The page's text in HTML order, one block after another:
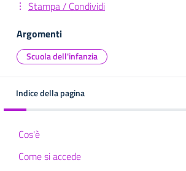
Stampa / Condividi
Argomenti
Scuola dell'infanzia
Indice della pagina
Cos'è
Come si accede